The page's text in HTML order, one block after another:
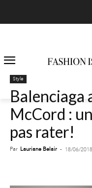
Style
Balenciaga
McCord :
pas rater!
Par Lauriane Belair - 18/06/2018